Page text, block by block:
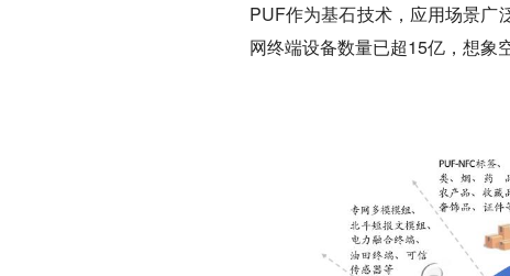
PUF作为基石技术，应用场景广
网终端设备数量已超15亿，想象